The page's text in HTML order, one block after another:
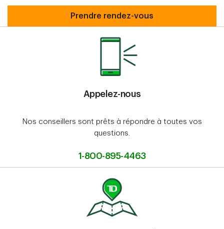
Prenez rendez-vous
Prendre rendez-vous
Appelez-nous
Nos conseillers sont prêts à répondre à toutes vos
questions.
1-800-895-4463